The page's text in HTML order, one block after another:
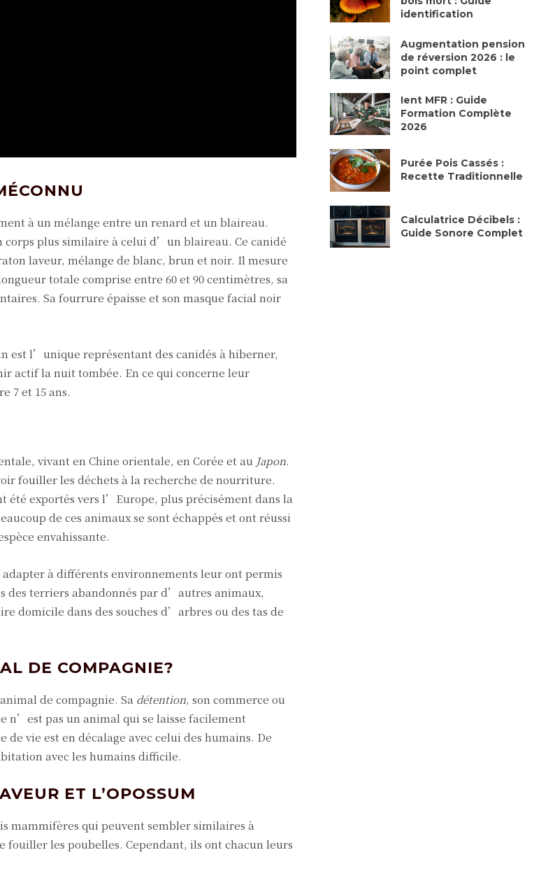
à un mélange entre un renard et un blaireau.
plus similaire à celui d’un blaireau. Ce canidé
laveur, mélange de blanc, brun et noir. Il mesure
totale comprise entre 60 et 90 centimètres, sa
Sa fourrure épaisse et son masque facial noir
est l’unique représentant des canidés à hiberner,
actif la nuit tombée. En ce qui concerne leur
7 et 15 ans.
vivant en Chine orientale, en Corée et au Japon.
fouiller les déchets à la recherche de nourriture.
été exportés vers l’Europe, plus précisément dans la
de ces animaux se sont échappés et ont réussi
envahissante.
à différents environnements leur ont permis
des terriers abandonnés par d’autres animaux,
domicile dans des souches d’arbres ou des tas de
DE COMPAGNIE?
de compagnie. Sa détention, son commerce ou
n’est pas un animal qui se laisse facilement
vie est en décalage avec celui des humains. De
avec les humains difficile.
ET L’OPOSSUM
mammifères qui peuvent sembler similaires à
les poubelles. Cependant, ils ont chacun leurs
identification
Augmentation pension
de réversion 2026 : le
point complet
Ient MFR : Guide
Formation Complète
2026
Purée Pois Cassés :
Recette Traditionnelle
Calculatrice Décibels :
Guide Sonore Complet